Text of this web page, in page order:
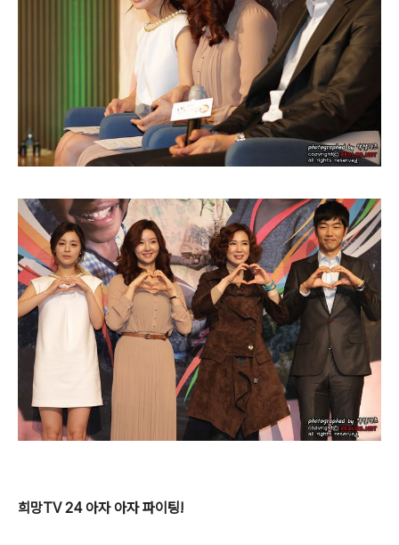
희망TV 24 아자 아자 파이팅!